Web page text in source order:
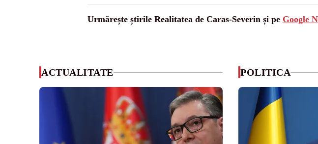
Urmărește știrile Realitatea de Caras-Severin și pe Google
ACTUALITATE POLITICA